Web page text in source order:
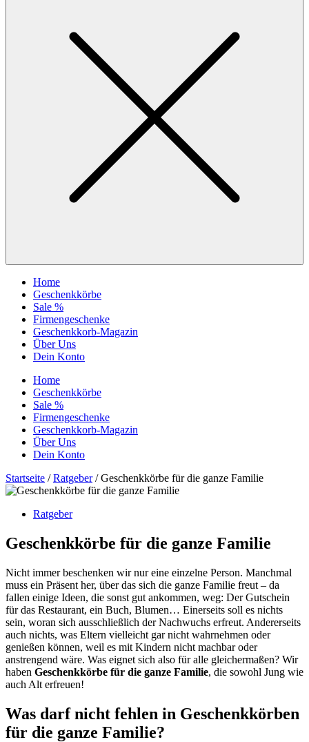
Home
Geschenkkörbe
Sale %
Firmengeschenke
Geschenkkorb-Magazin
Über Uns
Dein Konto
Home
Geschenkkörbe
Sale %
Firmengeschenke
Geschenkkorb-Magazin
Über Uns
Dein Konto
Startseite /Ratgeber/ Geschenkkörbe für die ganze Familie
Ratgeber
Geschenkkörbe für die ganze Familie
Nicht immer beschenken wir nur eine einzelne Person. Manchmal
muss ein Präsent her, über das sich die ganze Familie freut – da
fallen einige Ideen, die sonst gut ankommen, weg: Der Gutschein
für das Restaurant, ein Buch, Blumen… Einerseits soll es nichts
sein, woran sich ausschließlich der Nachwuchs erfreut. Andererseits
auch nichts, was Eltern vielleicht gar nicht wahrnehmen oder
genießen können, weil es mit Kindern nicht machbar oder
anstrengend wäre. Was eignet sich also für alle gleichermaßen? Wir
haben Geschenkkörbe für die ganze Familie, die sowohl Jung wie
auch Alt erfreuen!
Was darf nicht fehlen in Geschenkkörben
für die ganze Familie?